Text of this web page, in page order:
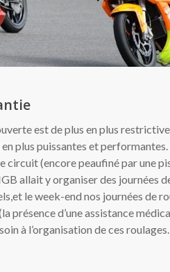
est de plus en plus
plus puissantes et performantes.
circuit (encore peaufiné par une
allait y organiser des journées
le week-end nos journées de
présence d’une assistance
à l’organisation de ces